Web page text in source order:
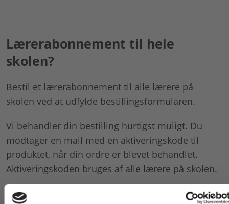
Lærerabonnement til hele
skolen?
Bestil et lærerabonnement til alle lærere på
skolen ved at udfylde bestillingsformularen.
Vi behandler din bestilling hurtigst muligt. Du
modtager en mail med en aktiveringskode til
produktet, når din ordre er blevet behandlet.
Aktiveringskoden bruges af alle lærere på skolen.